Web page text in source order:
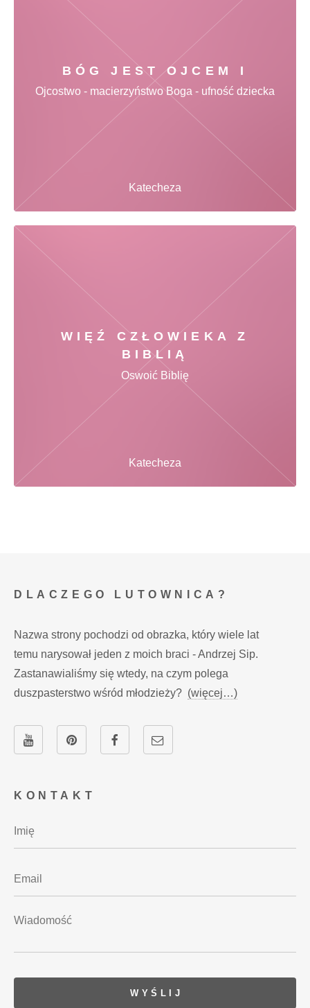
BÓG JEST OJCEM I
Katecheza
Ojcostwo - macierzyństwo Boga - ufność dziecka
WIĘŹ CZŁOWIEKA Z
BIBLIĄ
Katecheza
Oswoić Biblię
KONTAKT
DLACZEGO LUTOWNICA?
Nazwa strony pochodzi od obrazka, który wiele lat
temu narysował jeden z moich braci - Andrzej Sip.
Zastanawialiśmy się wtedy, na czym polega
duszpasterstwo wśród młodzieży? (więcej…)